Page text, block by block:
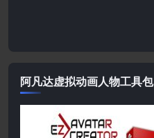
阿凡达虚拟动画人物工具包